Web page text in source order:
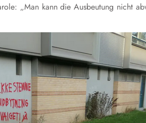
„Man kann die Ausbeutung nicht